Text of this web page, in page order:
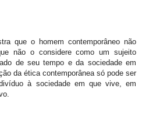
que o homem contemporâneo não
não o considere como um sujeito
de seu tempo e da sociedade em
da ética contemporânea só pode ser
à sociedade em que vive, em